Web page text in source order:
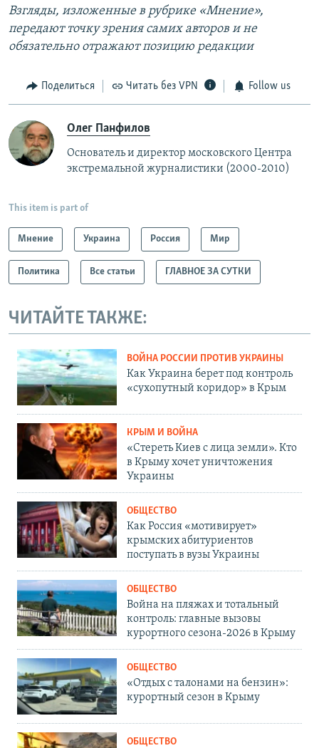
Взгляды, изложенные в рубрике «Мнение»,
передают точку зрения самих авторов и не
обязательно отражают позицию редакции
Поделиться Читать без VPN Follow us
Олег Панфилов
Основатель и директор московского Центра
экстремальной журналистики (2000-2010)
This item is part of
Мнение Украина Россия Мир
Политика Все статьи ГЛАВНОЕ ЗА СУТКИ
ЧИТАЙТЕ ТАКЖЕ:
ВОЙНА РОССИИ ПРОТИВ УКРАИНЫ
Как Украина берет под контроль
«сухопутный коридор» в Крым
КРЫМ И ВОЙНА
«Стереть Киев с лица земли». Кто
в Крыму хочет уничтожения
Украины
ОБЩЕСТВО
Как Россия «мотивирует»
крымских абитуриентов
поступать в вузы Украины
ОБЩЕСТВО
Война на пляжах и тотальный
контроль: главные вызовы
курортного сезона-2026 в Крыму
ОБЩЕСТВО
«Отдых с талонами на бензин»:
курортный сезон в Крыму
ОБЩЕСТВО